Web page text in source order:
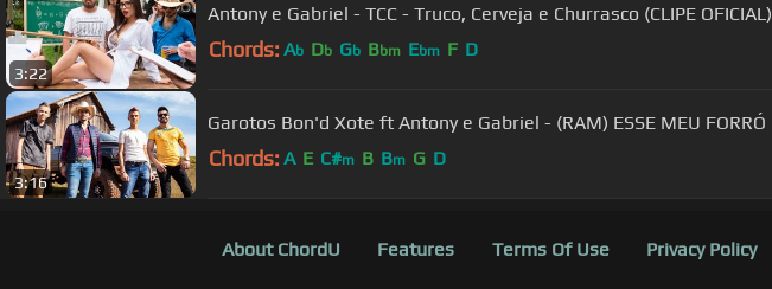
3:22
Antony e Gabriel - TCC - Truco, Cerveja e Churrasco (CLIPE OFICIAL)
Chords: Ab Db Gb Bbm Ebm F D
3:16
Garotos Bon'd Xote ft Antony e Gabriel - (RAM) ESSE MEU FORRÓ
Chords: A E C#m B Bm G D
About ChordU Features Terms Of Use Privacy Policy